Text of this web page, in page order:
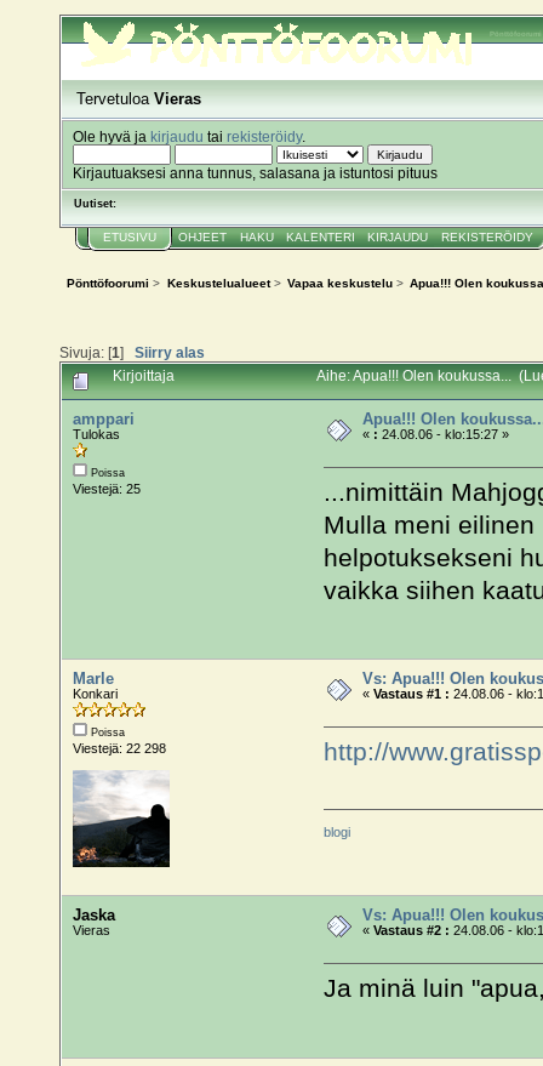
Pönttöfoorumi
TervetuloaVieras
Ole hyvä ja kirjaudu tai rekisteröidy.
Kirjautuaksesi anna tunnus, salasana ja istuntosi pituus
Uutiset:
ETUSIVU OHJEET HAKU KALENTERI KIRJAUDU REKISTERÖIDY
Pönttöfoorumi > Keskustelualueet> Vapaa keskustelu> Apua!!! Olen
Sivuja: [1] Siirry alas
Kirjoittaja Aihe: Apua!!! Olen koukussa...
amppari
Tulokas
Poissa
Viestejä: 25
Apua!!! Olen
« : 24.08.06 - klo:15:27 »
...nimittäin
Mulla meni
helpotuksekseni
vaikka siihen
Marle
Konkari
Poissa
Viestejä: 22 298
Vs: Apua!!! Olen
«Vastaus #1 : 24.08.06 -
http://
blogi
Jaska
Vieras
Vs: Apua!!! Olen
«Vastaus #2 : 24.08.06 -
Ja minä luin